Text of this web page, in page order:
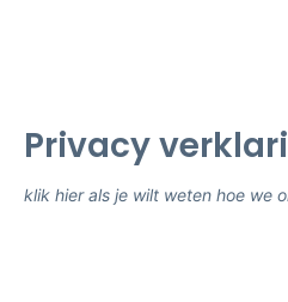
Privacy
klik hier als je wilt weten hoe we